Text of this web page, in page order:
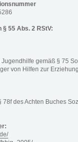
55 Abs. 2 RStV:
gemäß § 75
von Hilfen zur Erziehung
des Achten Buches